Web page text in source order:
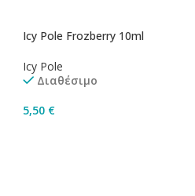
Icy Pole Frozberry 10ml
Icy Pole
Διαθέσιμο
5,50 €